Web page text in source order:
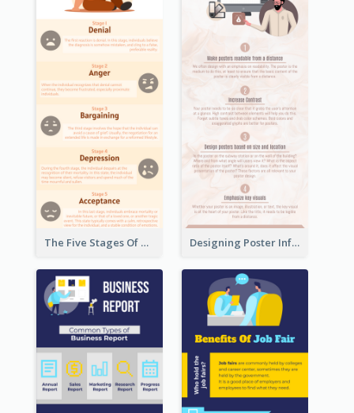
The Five Stages Of The Grief Model Infographic Designing Poster Infographic